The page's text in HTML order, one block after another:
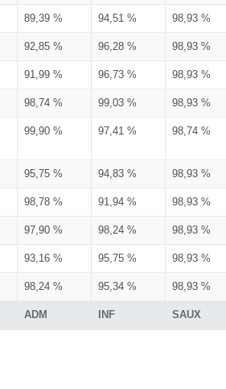
ADM INF SAUX
89,39 % 94,51 % 98,93 %
92,85 % 96,28 % 98,93 %
91,99 % 96,73 % 98,93 %
98,74 % 99,03 % 98,93 %
99,90 % 97,41 % 98,74 %
95,75 % 94,83 % 98,93 %
98,78 % 91,94 % 98,93 %
97,90 % 98,24 % 98,93 %
93,16 % 95,75 % 98,93 %
98,24 % 95,34 % 98,93 %